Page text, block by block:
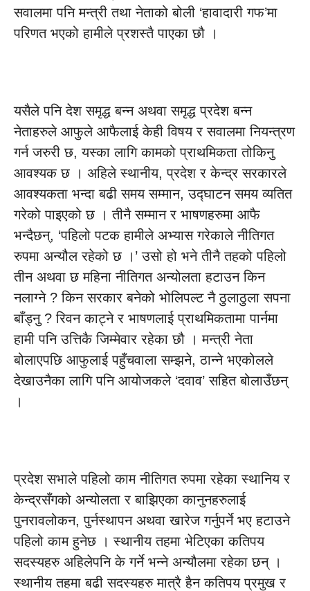
सवालमा पनि मन्त्री तथा नेताको बोली ‘हावादारी गफ’मा
परिणत भएको हामीले प्रशस्तै पाएका छौ ।
यसैले पनि देश समृद्ध बन्न अथवा समृद्ध प्रदेश बन्न
नेताहरुले आफुले आफैलाई केही विषय र सवालमा नियन्त्रण
गर्न जरुरी छ, यस्का लागि कामको प्राथमिकता तोकिनु
आवश्यक छ । अहिले स्थानीय, प्रदेश र केन्द्र सरकारले
आवश्यकता भन्दा बढी समय सम्मान, उद्घाटन समय व्यतित
गरेको पाइएको छ । तीनै सम्मान र भाषणहरुमा आफै
भन्दैछन्, ‘पहिलो पटक हामीले अभ्यास गरेकाले नीतिगत
रुपमा अन्यौल रहेको छ ।’ उसो हो भने तीनै तहको पहिलो
तीन अथवा छ महिना नीतिगत अन्योलता हटाउन किन
नलाग्ने ? किन सरकार बनेको भोलिपल्ट नै ठुलाठुला सपना
बाँड्नु ? रिवन काट्ने र भाषणलाई प्राथमिकतामा पार्नमा
हामी पनि उत्तिकै जिम्मेवार रहेका छौ । मन्त्री नेता
बोलाएपछि आफुलाई पहुँचवाला सम्झने, ठान्ने भएकोलले
देखाउनैका लागि पनि आयोजकले ‘दवाव’ सहित बोलाउँछन्
।
प्रदेश सभाले पहिलो काम नीतिगत रुपमा रहेका स्थानिय र
केन्द्रसँगको अन्योलता र बाझिएका कानुनहरुलाई
पुनरावलोकन, पुर्नस्थापन अथवा खारेज गर्नुपर्ने भए हटाउने
पहिलो काम हुनेछ । स्थानीय तहमा भेटिएका कतिपय
सदस्यहरु अहिलेपनि के गर्ने भन्ने अन्यौलमा रहेका छन् ।
स्थानीय तहमा बढी सदस्यहरु मात्रै हैन कतिपय प्रमुख र